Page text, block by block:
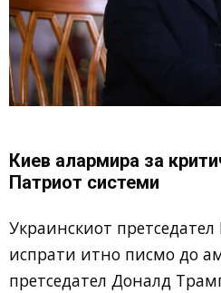
Киев алармира за
Патриот системи
Украинскиот
испрати итно писмо до
претседател Доналд